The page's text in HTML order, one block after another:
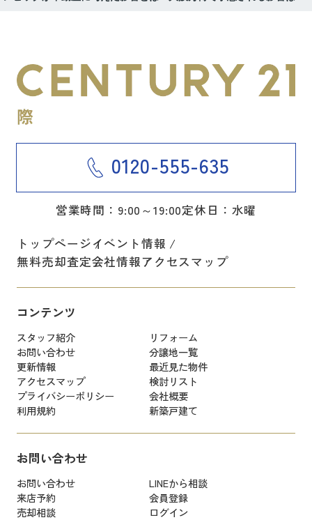
0120-555-635
営業時間：9:00～19:00定休日：水曜
トップページイベント情報
無料売却査定会社情報アクセスマップ
コンテンツ
スタッフ紹介
リフォーム
お問い合わせ
分譲地一覧
更新情報
最近見た物件
アクセスマップ
検討リスト
プライバシーポリシー
会社概要
利用規約
新築戸建て
お問い合わせ
お問い合わせ
LINEから相談
来店予約
会員登録
売却相談
ログイン